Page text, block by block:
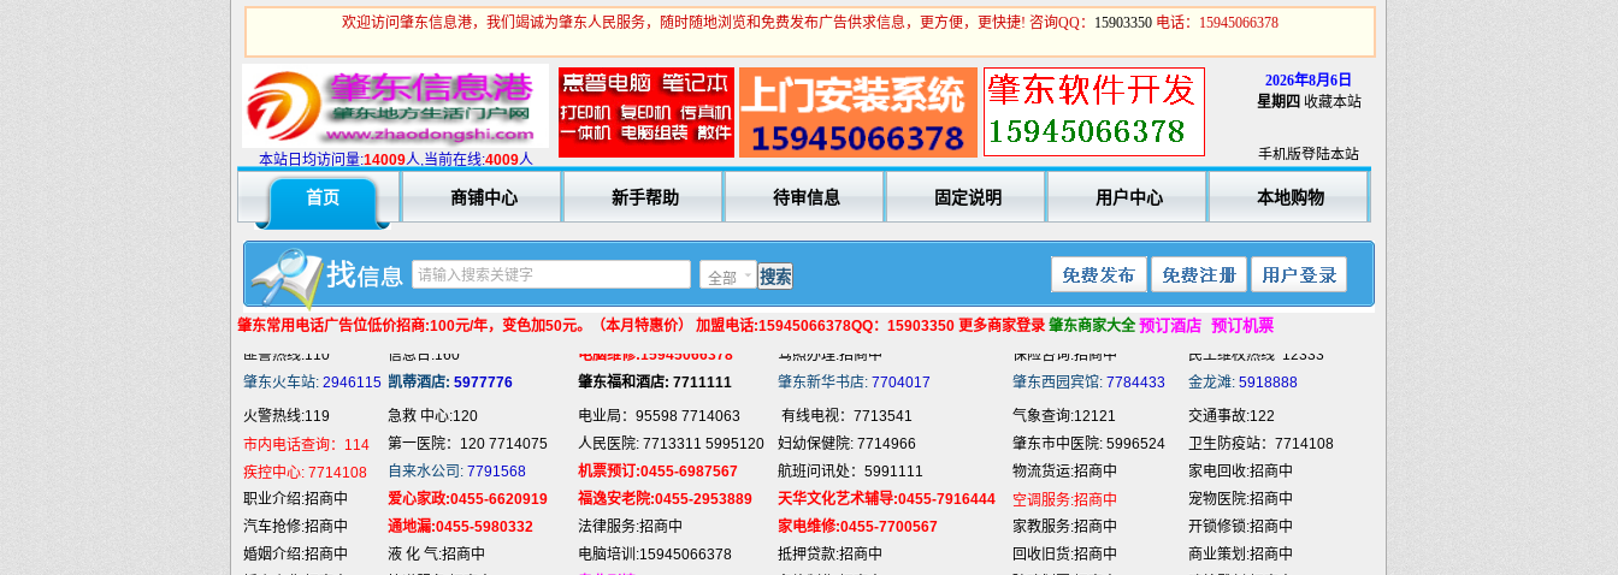
欢迎访问肇东信息港，我们竭诚为肇东人民服务，随时随地浏览和免费发布广告供求信息，更方便，更快捷! 咨询QQ： 15903350 电话：15945066378
本站日均访问量:14009人,当前在线:4009人
2026年8月6日
星期四 收藏本站
手机版登陆本站
首页 商铺中心 新手帮助 待审信息 固定说明 用户中心 本地购物
全部
肇东常用电话广告位低价招商:100元/年，变色加50元。（本月特惠价） 加盟电话:15945066378QQ：15903350 更多商家登录 肇东商家大全 预订酒店 预订机票
火警热线:119 急救 中心:120 电业局：95598 7714063 有线电视：7713541 气象查询:12121
交通事故:122
市内电话查询：114
第一医院：120 7714075 人民医院: 7713311 5995120 妇幼保健院: 7714966 肇东市中医院: 5996524
疾控中心:7714108 自来水公司:7791568 机票预订:0455-6987567 航班问讯处：5991111 物流货运:招商中
家电回收:招商中
职业介绍:招商中
爱心家政:0455-6620919 福逸安老院:0455-2953889 天华文化艺术辅导:0455-7916444 空调服务:招商中
宠物医院:招商中
婚姻介绍:招商中
液 化 气:招商中 电脑培训:15945066378 抵押贷款:招商中 回收旧货:招商中
商业策划:招商中
婚庆庆典:招商中
快递服务:招商中 专业刷墙:15945980325 名片制作:招商中 玻璃划圆:招商中
喷绘雕刻:招商中
纯 净 水:招商中
宾馆预定:招商中
餐饮外卖:招商中
匪警热线:110
信息台:160 电脑维修:15945066378 驾照办理:招商中 保险咨询:招商中 民工维权热线
肇东火车站:2946115 凯蒂酒店: 5977776 肇东福和酒店: 7711111 肇东新华书店:7704017 肇东西园宾馆:7784433 金龙滩:5918888
火警热线:119
急救 中心:120 电业局：95598 7714063 有线电视：7713541 气象查询:12121
交通事故:122
市内电话查询：114
第一医院：120 7714075 人民医院: 7713311 5995120 妇幼保健院: 7714966 肇东市中医院: 5996524
卫生防疫站：7714108
疾控中心:7714108 自来水公司: 7791568 机票预订:0455-6987567 航班问讯处：5991111 物流货运:招商中
家电回收:招商中
职业介绍:招商中
爱心家政:0455-6620919 福逸安老院:0455-2953889 天华文化艺术辅导:0455-7916444 空调服务:招商中
宠物医院:招商中
汽车抢修:招商中
通地漏:0455-5980332 法律服务:招商中 家电维修:0455-7700567 家教服务:招商中
开锁修锁:招商中
婚姻介绍:招商中
液 化 气:招商中 电脑培训:15945066378 抵押贷款:招商中 回收旧货:招商中
商业策划:招商中
婚庆庆典:招商中
快递服务:招商中 专业刷墙:15945980325 名片制作:招商中 玻璃划圆:招商中
喷绘雕刻:招商中